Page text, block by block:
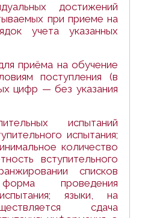
достижений
при приеме на
учета указанных
приёма на обучение
поступления (в
цифр — без указания
испытаний
испытания;
количество
вступительного
списков
проведения
языки, на
сдача